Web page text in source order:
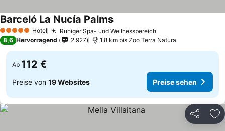
5 Sterne Hotel Ruhiger Spa- und Wellnessbereich
Barceló La Nucía Palms
8,6 Hervorragend 2.927 1.8 km bis Zoo Terra Natura
Ab 112 €
Preise von 19 Websites Preise sehen
Teilen